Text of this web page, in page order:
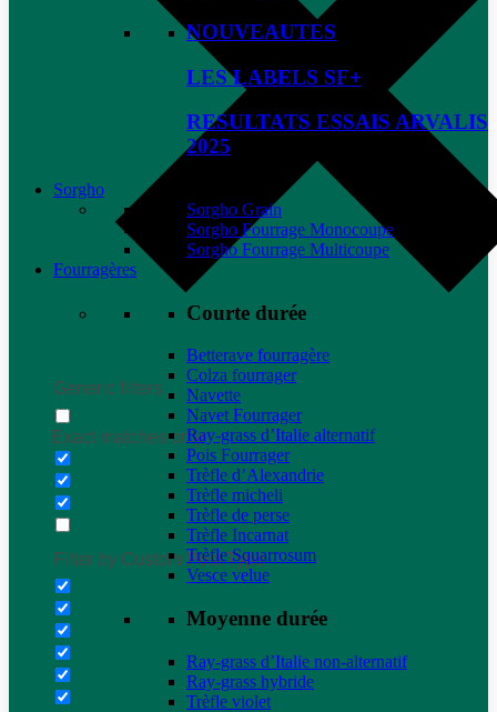
Generic filters
Exact matches only
Filter by Custom Post Type
NOUVEAUTES
LES LABELS SF+
RESULTATS ESSAIS ARVALIS
2025
Sorgho
Sorgho Grain
Sorgho Fourrage Monocoupe
Sorgho Fourrage Multicoupe
Fourragères
Courte durée
Betterave fourragère
Colza fourrager
Navette
Navet Fourrager
Ray-grass d’Italie alternatif
Pois Fourrager
Trèfle d’Alexandrie
Trèfle micheli
Trèfle de perse
Trèfle Incarnat
Trèfle Squarrosum
Vesce velue
Moyenne durée
Ray-grass d’Italie non-alternatif
Ray-grass hybride
Trèfle violet